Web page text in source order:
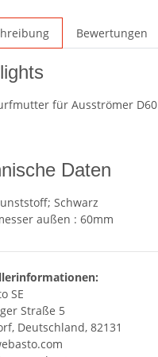
Bewertungen
für Ausströmer D60
Daten
Schwarz
außen : 60mm
SE
Straße 5
Deutschland, 82131